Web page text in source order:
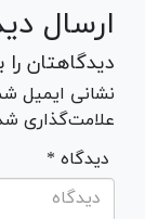
ارسال
دیدگاهتان را
نشانی ایمیل
علامت‌گذاری
* دیدگاه